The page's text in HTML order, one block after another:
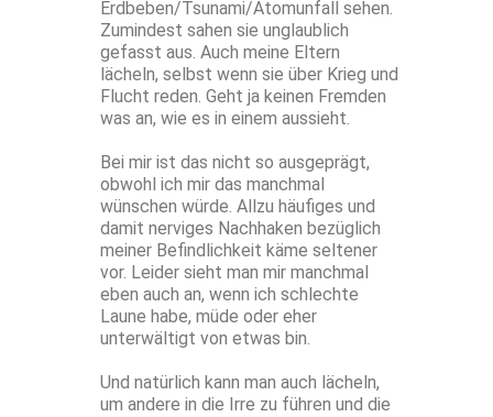
Erdbeben/Tsunami/Atomunfall sehen.
Zumindest sahen sie unglaublich
gefasst aus. Auch meine Eltern
lächeln, selbst wenn sie über Krieg und
Flucht reden. Geht ja keinen Fremden
was an, wie es in einem aussieht.
Bei mir ist das nicht so ausgeprägt,
obwohl ich mir das manchmal
wünschen würde. Allzu häufiges und
damit nerviges Nachhaken bezüglich
meiner Befindlichkeit käme seltener
vor. Leider sieht man mir manchmal
eben auch an, wenn ich schlechte
Laune habe, müde oder eher
unterwältigt von etwas bin.
Und natürlich kann man auch lächeln,
um andere in die Irre zu führen und die